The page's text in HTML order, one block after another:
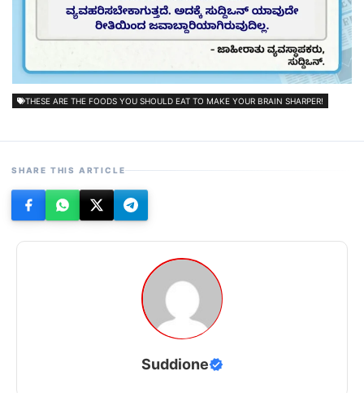
THESE ARE THE FOODS YOU SHOULD EAT TO MAKE YOUR BRAIN SHARPER!
SHARE THIS ARTICLE
Suddione